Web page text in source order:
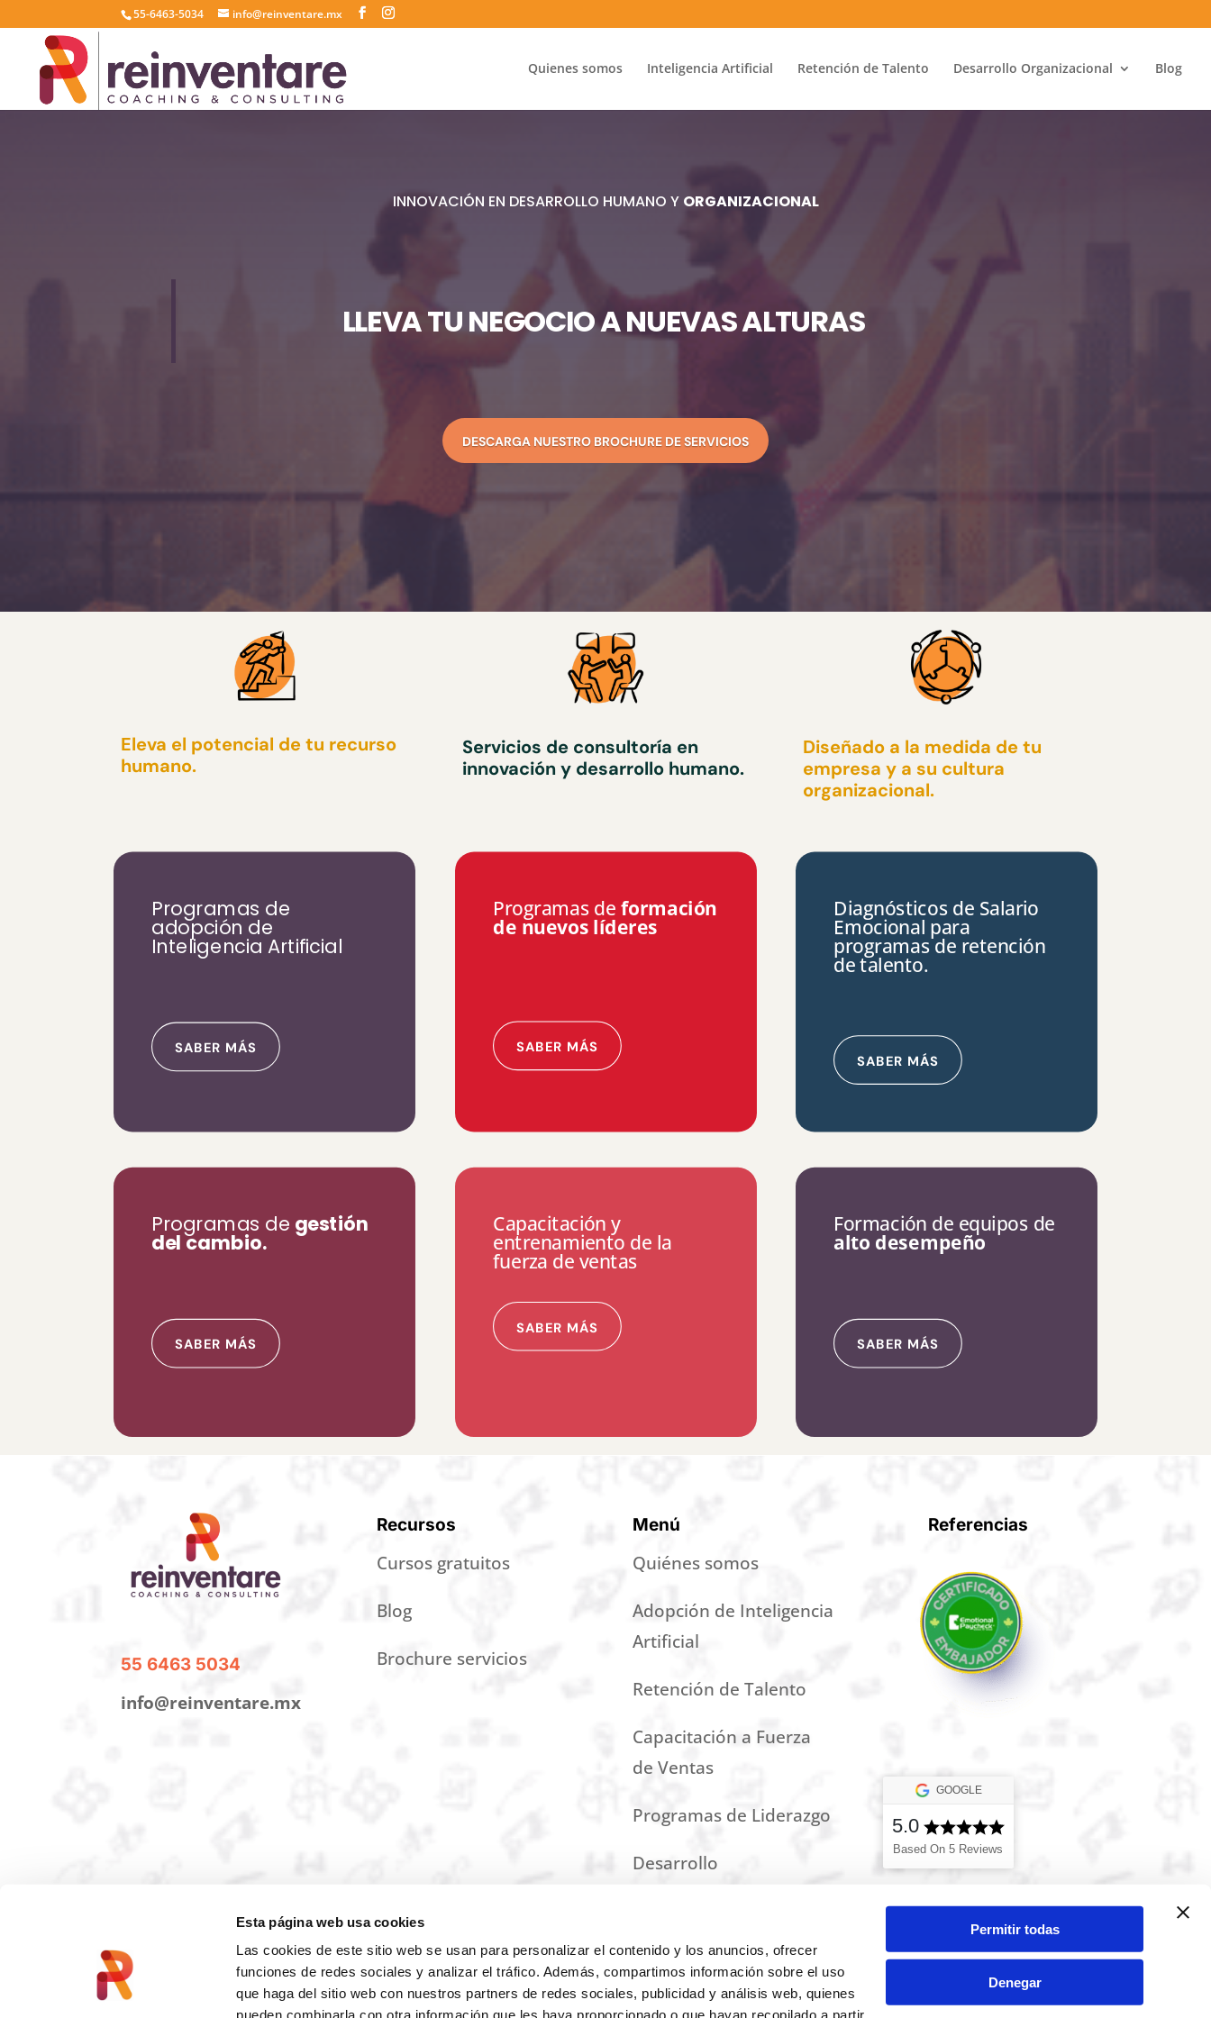
Esta página web usa cookies
Las cookies de este sitio web se usan para personalizar el contenido y los anuncios, ofrecer
funciones de redes sociales y analizar el tráfico. Además, compartimos información sobre el uso
que haga del sitio web con nuestros partners de redes sociales, publicidad y análisis web, quienes
pueden combinarla con otra información que les haya proporcionado o que hayan recopilado a partir
Permitir todas
Denegar
55-6463-5034 info@reinventare.mx
Quienes somos Inteligencia Artificial Retención de Talento Desarrollo Organizacional Blog
INNOVACIÓN EN DESARROLLO HUMANO Y ORGANIZACIONAL
LLEVA TU NEGOCIO A NUEVAS ALTURAS
DESCARGA NUESTRO BROCHURE DE SERVICIOS
Eleva el potencial de tu recurso
humano.
Servicios de consultoría en
innovación y desarrollo humano.
Diseñado a la medida de tu
empresa y a su cultura
organizacional.
Programas de
adopción de
Inteligencia Artificial
SABER MÁS
Programas de formación
de nuevos líderes
SABER MÁS
Diagnósticos de Salario
Emocional para
programas de retención
de talento.
SABER MÁS
Programas de gestión
del cambio.
SABER MÁS
Capacitación y
entrenamiento de la
fuerza de ventas
SABER MÁS
Formación de equipos de
alto desempeño
SABER MÁS
55 6463 5034
info@reinventare.mx
Recursos
Cursos gratuitos
Blog
Brochure servicios
Menú
Quiénes somos
Adopción de Inteligencia
Artificial
Retención de Talento
Capacitación a Fuerza
de Ventas
Programas de Liderazgo
Desarrollo
Referencias
GOOGLE
5.0
Based On 5 Reviews